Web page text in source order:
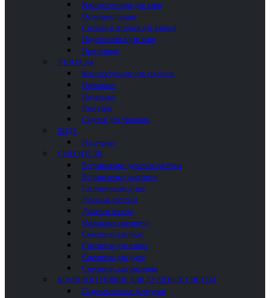
Комплектующие для ванн
Отдельностоящие
Столики и полочки для ванной
Подголовники для ванн
Пристенные
УНИТАЗЫ
Комплектующие для унитазов
Напольные
Подвесные
Писсуары
Сиденья для унитазов
БИДЕ
Подвесные
СМЕСИТЕЛИ
Встраиваемые душевые системы
Встраиваемые смесители
Гигиенические души
Душевые системы
Душевые панели
Напольные смесители
Смесители для биде
Смесители для ванны
Смесители для душа
Смесители для раковины
КОМПЛЕКТУЮЩИЕ ДЛЯ ДУШЕВЫХ СИСТЕМ
Гидромассажные форсунки